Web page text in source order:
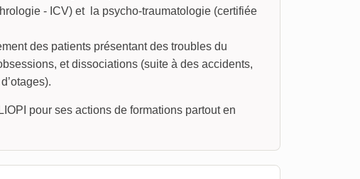
- ICV) et la psycho-traumatologie (certifiée
des patients présentant des troubles du
et dissociations (suite à des accidents,
pour ses actions de formations partout en